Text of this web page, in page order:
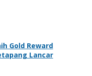
Gold Reward
Lancar